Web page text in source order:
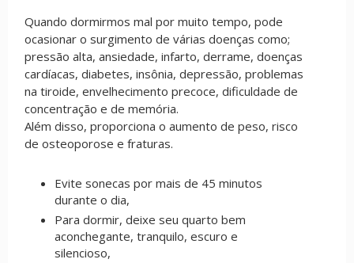
Quando dormirmos mal por muito tempo, pode
ocasionar o surgimento de várias doenças como;
pressão alta, ansiedade, infarto, derrame, doenças
cardíacas, diabetes, insônia, depressão, problemas
na tiroide, envelhecimento precoce, dificuldade de
concentração e de memória.
Além disso, proporciona o aumento de peso, risco
de osteoporose e fraturas.
Evite sonecas por mais de 45 minutos
durante o dia,
Para dormir, deixe seu quarto bem
aconchegante, tranquilo, escuro e
silencioso,